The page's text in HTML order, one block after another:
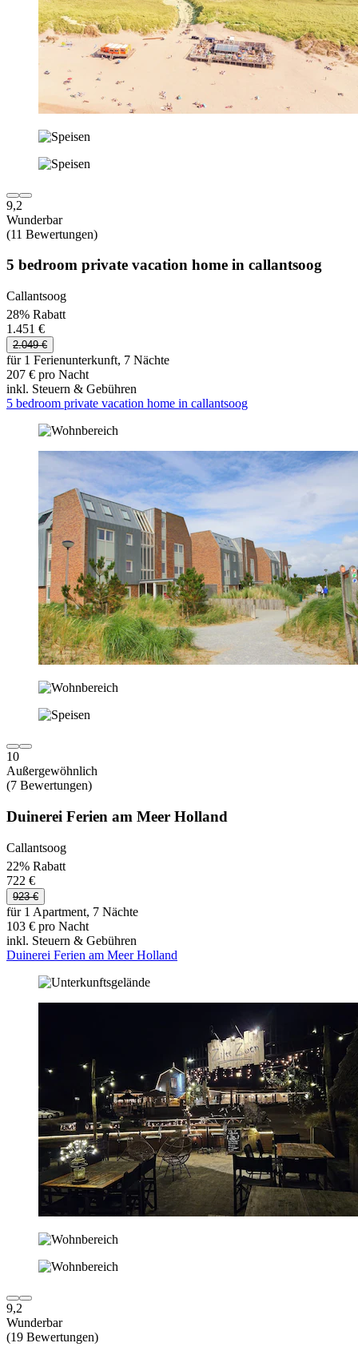
9,2
Wunderbar
(11 Bewertungen)
5 bedroom private vacation home in callantsoog
Callantsoog
28% Rabatt
1.451 €
2.049 €
für 1 Ferienunterkunft, 7 Nächte
207 € pro Nacht
inkl. Steuern & Gebühren
5 bedroom private vacation home in callantsoog
10
Außergewöhnlich
(7 Bewertungen)
Duinerei Ferien am Meer Holland
Callantsoog
22% Rabatt
722 €
923 €
für 1 Apartment, 7 Nächte
103 € pro Nacht
inkl. Steuern & Gebühren
Duinerei Ferien am Meer Holland
9,2
Wunderbar
(19 Bewertungen)